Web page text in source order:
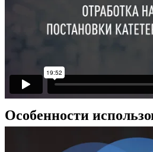
Особенности